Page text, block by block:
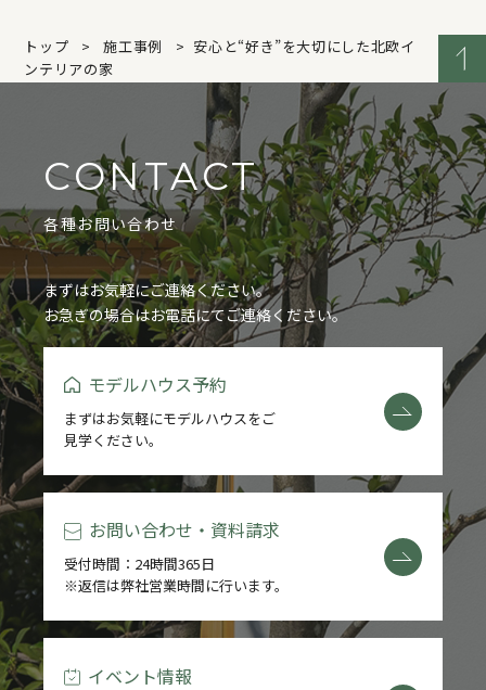
トップ 施工事例
安心と“好き”を大切にした北欧イ
ンテリアの家
CONTACT
各種お問い合わせ
まずはお気軽にご連絡ください。
お急ぎの場合はお電話にてご連絡ください。
モデルハウス予約
まずはお気軽にモデルハウスをご
見学ください。
お問い合わせ・資料請求
受付時間：24時間365日
※返信は弊社営業時間に行います。
イベント情報